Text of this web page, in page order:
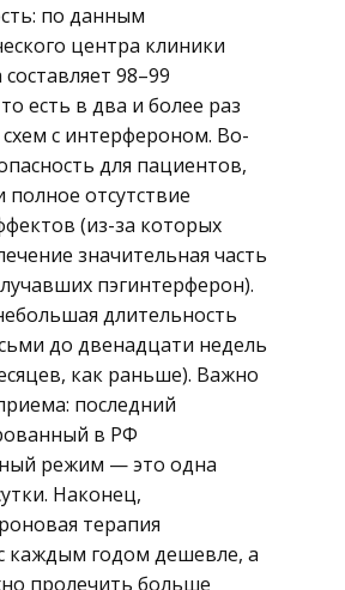
по данным
центра клиники
98–99
есть в два и более раз
с интерфероном. Во-
для пациентов,
полное отсутствие
(из-за которых
значительная часть
пэгинтерферон).
длительность
до двенадцати недель
как раньше). Важно
последний
в РФ
режим — это одна
Наконец,
терапия
каждым годом дешевле, а
пролечить больше